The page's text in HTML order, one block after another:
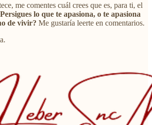
me comentes cuál crees que es, para ti, el
lo que te apasiona, o te apasiona
de vivir? Me gustaría leerte en comentarios.